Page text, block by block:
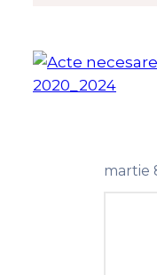
martie